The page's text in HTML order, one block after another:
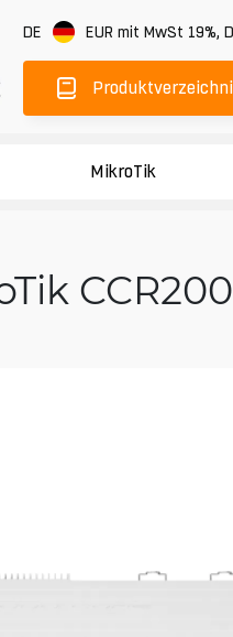
DE EUR mit MwSt 19%,
MikroTik